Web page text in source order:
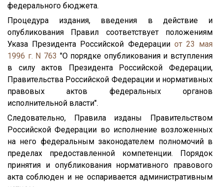
федерального бюджета.
Процедура издания, введения в действие и
опубликования Правил соответствует положениям
Указа Президента Российской Федерации от 23 мая
1996 г. N 763 "О порядке опубликования и вступления
в силу актов Президента Российской Федерации,
Правительства Российской Федерации и нормативных
правовых актов федеральных органов
исполнительной власти".
Следовательно, Правила изданы Правительством
Российской Федерации во исполнение возложенных
на него федеральным законодателем полномочий в
пределах предоставленной компетенции. Порядок
принятия и опубликования нормативного правового
акта соблюден и не оспаривается административным